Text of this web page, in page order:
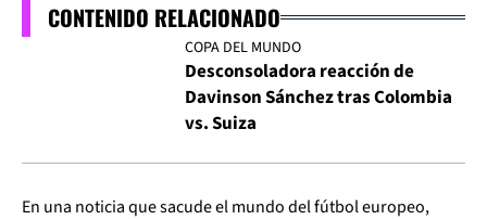
CONTENIDO RELACIONADO
COPA DEL MUNDO
Desconsoladora reacción de
Davinson Sánchez tras Colombia
vs. Suiza
En una noticia que sacude el mundo del fútbol europeo,